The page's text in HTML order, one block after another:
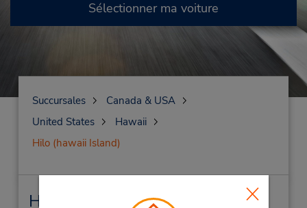
Sélectionner ma voiture
Succursales
Canada & USA
United States
Hawaii
Hilo (hawaii Island)
Hilo (hawaii Island) Succursales